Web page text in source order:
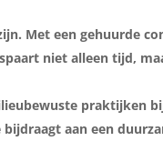
Met een gehuurde
niet alleen tijd,
praktijken
aan een